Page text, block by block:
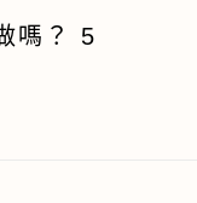
嗎？ 5